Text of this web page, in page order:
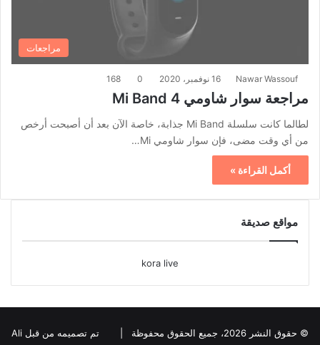
مراجعات
Nawar Wassouf 16 نوفمبر، 2020 0
168
مراجعة سوار شاومي Mi Band 4
لطالما كانت سلسلة Mi Band جذابة، خاصة الآن بعد أن أصبحت أرخص
من أي وقت مضى، فإن سوار شاومي Mi…
أكمل القراءة »
مواقع صديقة
kora live
© حقوق النشر 2026، جميع الحقوق محفوظة | تم تصميمه من قبل Ali